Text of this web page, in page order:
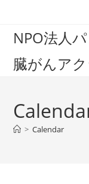
contentNPO法人
臓がんア
> Calendar